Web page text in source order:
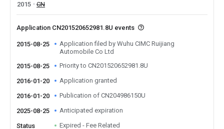
2015
CN
Application CN201520652981.8U events
2015-08-25
Application filed by Wuhu CIMC Ruijiang
Automobile Co Ltd
2015-08-25
Priority to CN201520652981.8U
2016-01-20 Application granted
2016-01-20 Publication of CN204986150U
2025-08-25 Anticipated expiration
Status Expired - Fee Related